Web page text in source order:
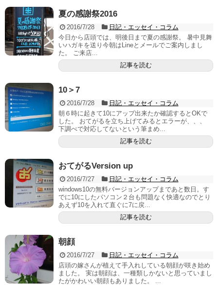
夏の感謝祭2016
2016/7/28
日記・エッセイ・コラム
今日から店頭では、明後日まで夏の感謝祭。 暑中見舞
いハガキを送り今朝はLineとメールでご案内しまし
た。 ご来店...
記事を読む
10＞7
2016/7/28
日記・エッセイ・コラム
朝６時に起きて10にアップ出来たか確認するとOKで
した。 おてがるを立ち上げてみるとエラーが、、、
下調べで対応してないという筆まめ...
記事を読む
おてがるVersion up
2016/7/27
日記・エッセイ・コラム
windows10の無料バージョンアップまであと数日。す
でに10にしたパソコン２台も問題なく快適なのでとり
あえず10を入れて直ぐに7に戻...
記事を読む
朝顔
2016/7/27
日記・エッセイ・コラム
店頭の嫁さんが植えて手入れしている朝顔が咲き始め
ました。 実は朝顔は、一種類しかないと思っていまし
たがかわいい朝顔もありました。 ...